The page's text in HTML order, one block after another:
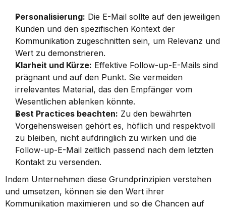
Personalisierung: Die E-Mail sollte auf den jeweiligen
Kunden und den spezifischen Kontext der
Kommunikation zugeschnitten sein, um Relevanz und
Wert zu demonstrieren.
Klarheit und Kürze: Effektive Follow-up-E-Mails sind
prägnant und auf den Punkt. Sie vermeiden
irrelevantes Material, das den Empfänger vom
Wesentlichen ablenken könnte.
Best Practices beachten: Zu den bewährten
Vorgehensweisen gehört es, höflich und respektvoll
zu bleiben, nicht aufdringlich zu wirken und die
Follow-up-E-Mail zeitlich passend nach dem letzten
Kontakt zu versenden.
Indem Unternehmen diese Grundprinzipien verstehen
und umsetzen, können sie den Wert ihrer
Kommunikation maximieren und so die Chancen auf